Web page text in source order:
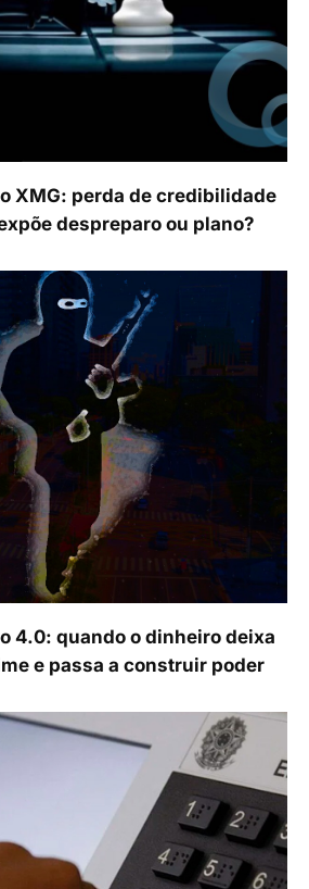
XMG: perda de credibilidade
despreparo ou plano?
4.0: quando o dinheiro deixa
e passa a construir poder